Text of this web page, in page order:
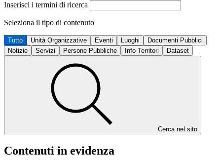
Inserisci i termini di ricerca
Seleziona il tipo di contenuto
Tutto Unità Organizzative Eventi Luoghi
Documenti Pubblici
Notizie
Servizi Persone Pubbliche Info Territori Dataset
Cerca nel sito
Contenuti in evidenza